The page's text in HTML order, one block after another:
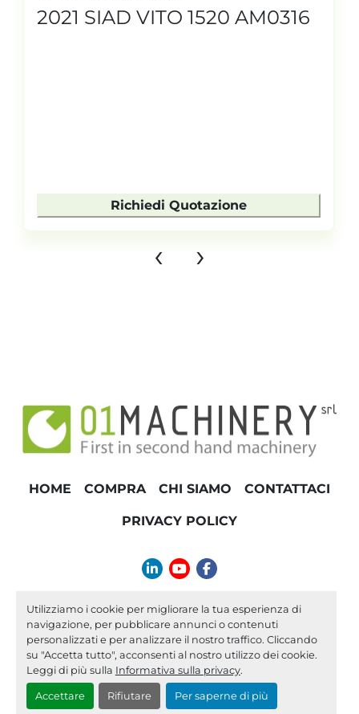
Utilizziamo i cookie per migliorare la tua esperienza di
navigazione, per pubblicare annunci o contenuti
personalizzati e per analizzare il nostro traffico. Cliccando
su "Accetta tutto", acconsenti al nostro utilizzo dei cookie.
Leggi di più sulla Informativa sulla privacy.
Accettare Rifiutare Per saperne di più
2021 SIAD VITO 1520 AM0316
Richiedi Quotazione
‹ ›
HOME COMPRA CHI SIAMO CONTATTACI
PRIVACY POLICY
linkedinyoutubefacebook
info@01machinery.com
Machinio Systemsito web diMachinio
Personalizza le preferenze sui Cookies